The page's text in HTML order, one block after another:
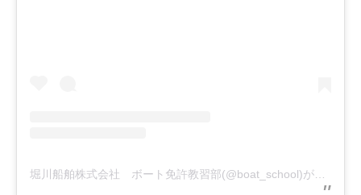
堀川船舶株式会社 ボート免許教習部(@boat_school)がシェアした投稿